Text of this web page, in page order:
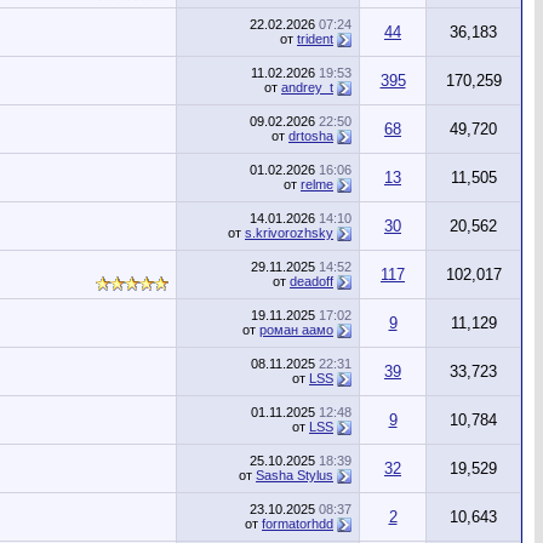
22.02.2026 07:24
от trident 44 36,183
11.02.2026 19:53
от andrey_t 395 170,259
09.02.2026 22:50
от drtosha 68 49,720
01.02.2026 16:06
от relme 13 11,505
14.01.2026 14:10
от s.krivorozhsky 30 20,562
29.11.2025 14:52
от deadoff 117 102,017
19.11.2025 17:02
от роман аамо 9 11,129
08.11.2025 22:31
от LSS 39 33,723
01.11.2025 12:48
от LSS 9 10,784
25.10.2025 18:39
от Sasha Stylus 32 19,529
23.10.2025 08:37
от formatorhdd 2 10,643